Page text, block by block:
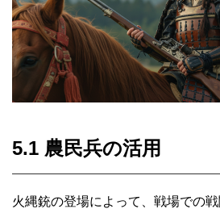
5.1 農民兵の活用
火縄銃の登場によって、戦場での